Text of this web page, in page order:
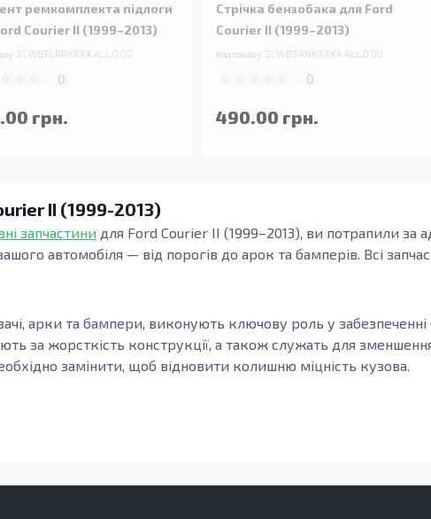
ремкомплекта підлоги
Courier II (1999–2013)
21.WBFLRPXXXX.ALL.0.00
0
грн.
Стрічка бензобака для Ford
Courier II (1999–2013)
Код товару: 21.WBTANKXXXX.ALL.0.00
0
490.00 грн.
II (1999-2013)
запчастини для Ford Courier II (1999–2013), ви потрапили за
автомобіля — від порогів до арок та бамперів. Всі
арки та бампери, виконують ключову роль у
за жорсткість конструкції, а також служать для
замінити, щоб відновити колишню міцність кузова.
від корозії, зносу та інших негативних впливів
2013)